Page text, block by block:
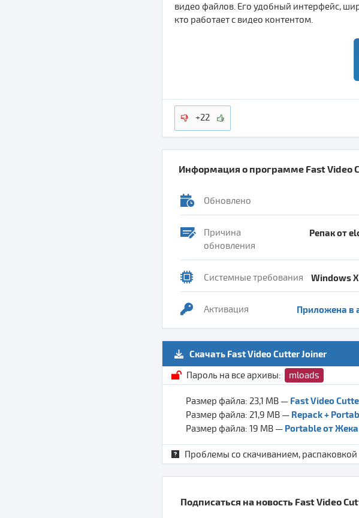
видео файлов. Его удобный интерфейс,
кто работает с видео контентом.
+22
Информация о программе Fast Video
Обновлено
Причина
обновления
Репак от
Системные требования Windows
Активация Приложена в
Скачать Fast Video Cutter Joiner
Пароль на все архивы:
mloads
Размер файла: 23,1 MB — Fast Video
Размер файла: 21,9 MB — Repack +
Размер файла: 19 MB — Portable от Жека
Проблемы со скачиванием, распаковкой
Подписаться на новость Fast Video